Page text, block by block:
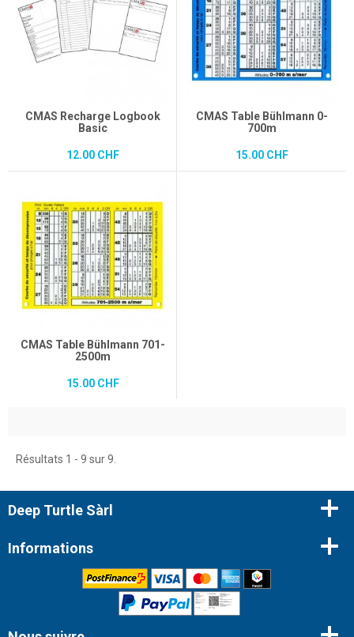
CMAS Recharge Logbook
Basic
12.00 CHF
CMAS Table Bühlmann 0-
700m
15.00 CHF
CMAS Table Bühlmann 701-
2500m
15.00 CHF
Résultats 1 - 9 sur 9.
Deep Turtle Sàrl
Informations